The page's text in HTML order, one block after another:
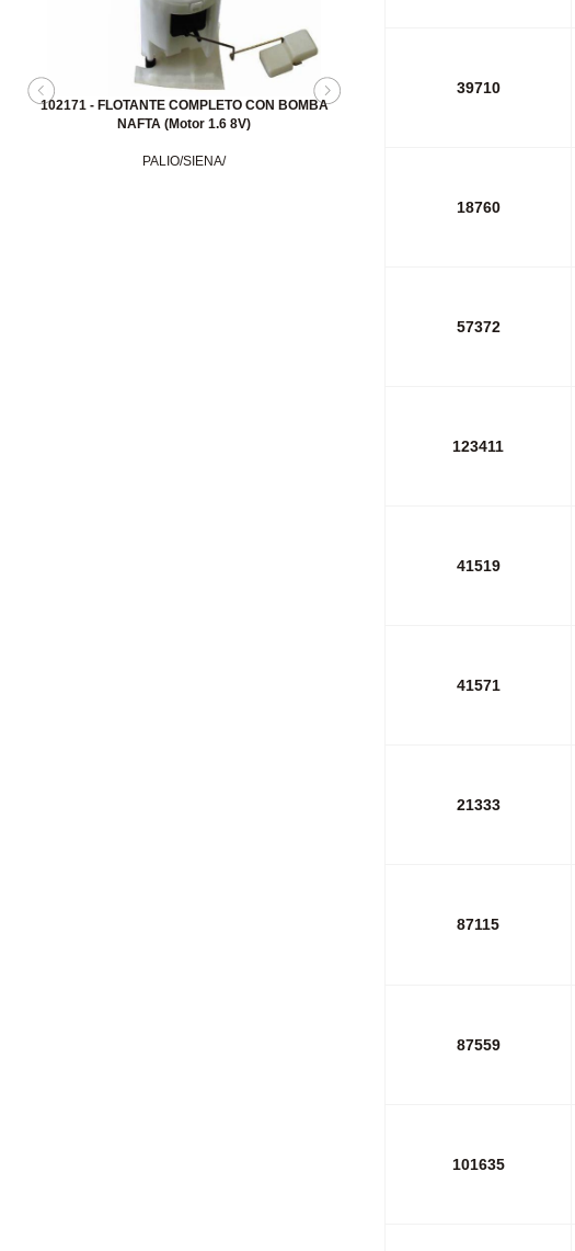
20835 - GRAMPA PARASOL GRIS CLARO
(TRABA/SOPORTE)
PALIO/PALIO2001/PALIO2004/PALIO2008/SIENA/SIENA2001/SIENA2004/SIENA2008/
39710
18760
57372
123411
41519
41571
21333
87115
87559
101635